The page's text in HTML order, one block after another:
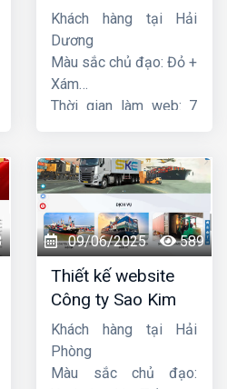
Phát
Khách hàng tại Hải
Dương
Màu sắc chủ đạo: Đỏ +
Xám
Thời gian làm web: 7
09/06/2025 589
Thiết kế website
Công ty Sao Kim
Khách hàng tại Hải
Phòng
Màu sắc chủ đạo: